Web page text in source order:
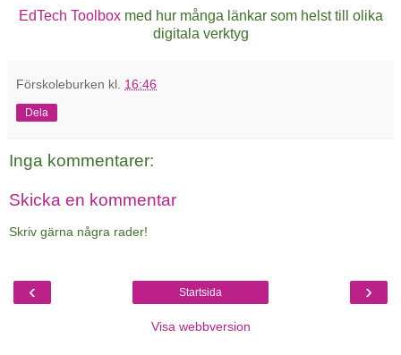
EdTech Toolboxmed hur många länkar som helst till olika
digitala verktyg
Förskoleburken kl. 16:46
Dela
Inga kommentarer:
Skicka en kommentar
Skriv gärna några rader!
‹ ›
Startsida
Visa webbversion